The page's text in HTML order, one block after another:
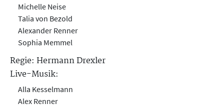
Michelle Neise
Talia von Bezold
Alexander Renner
Sophia Memmel
Regie: Hermann Drexler
Live-Musik:
Alla Kesselmann
Alex Renner